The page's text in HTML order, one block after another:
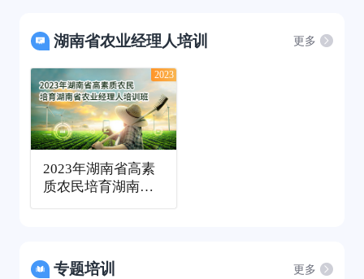
湖南省农业经理人培训 更多
2023
2023年湖南省高素
质农民培育湖南省
专题培训 更多